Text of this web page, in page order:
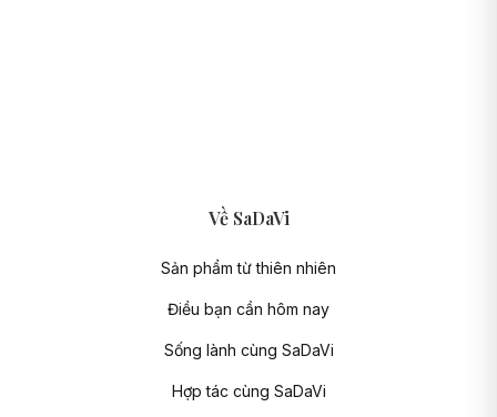
Về SaDaVi
Sản phẩm từ thiên nhiên
Điều bạn cần hôm nay
Sống lành cùng SaDaVi
Hợp tác cùng SaDaVi